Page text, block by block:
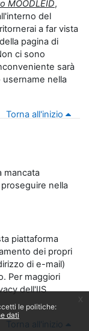
MOODLEID,
del
a far vista
pagina di
ci sono
sarà
nella
Torna all'inizio
mancata
nella
piattaforma
dei propri
di e-mail)
Per maggiori
dell'IIS
Torna all'inizio
le politiche:
dati